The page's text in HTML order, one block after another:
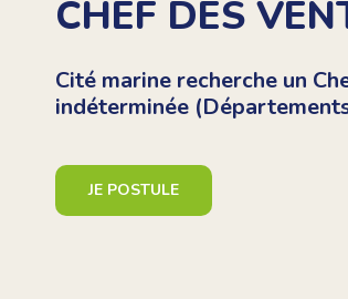
CHEF DES
Cité marine recherche un
indéterminée
JE POSTULE